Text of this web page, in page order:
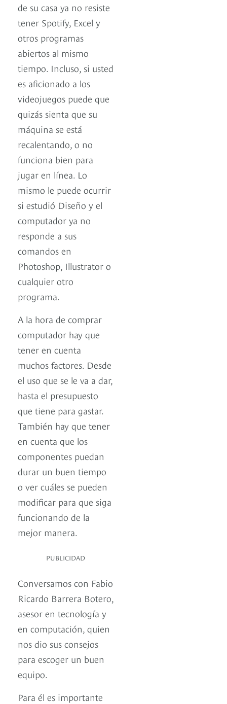
de su casa ya no resiste
tener Spotify, Excel y
otros programas
abiertos al mismo
tiempo. Incluso, si usted
es aficionado a los
videojuegos puede que
quizás sienta que su
máquina se está
recalentando, o no
funciona bien para
jugar en línea. Lo
mismo le puede ocurrir
si estudió Diseño y el
computador ya no
responde a sus
comandos en
Photoshop, Illustrator o
cualquier otro
programa.
A la hora de comprar
computador hay que
tener en cuenta
muchos factores. Desde
el uso que se le va a dar,
hasta el presupuesto
que tiene para gastar.
También hay que tener
en cuenta que los
componentes puedan
durar un buen tiempo
o ver cuáles se pueden
modificar para que siga
funcionando de la
mejor manera.
PUBLICIDAD
Conversamos con Fabio
Ricardo Barrera Botero,
asesor en tecnología y
en computación, quien
nos dio sus consejos
para escoger un buen
equipo.
Para él es importante